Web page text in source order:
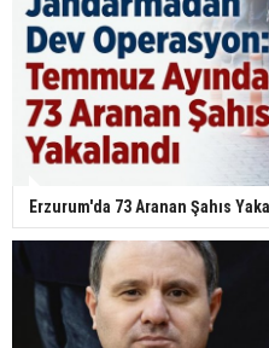
Erzurum'da 73 Aranan Şahıs